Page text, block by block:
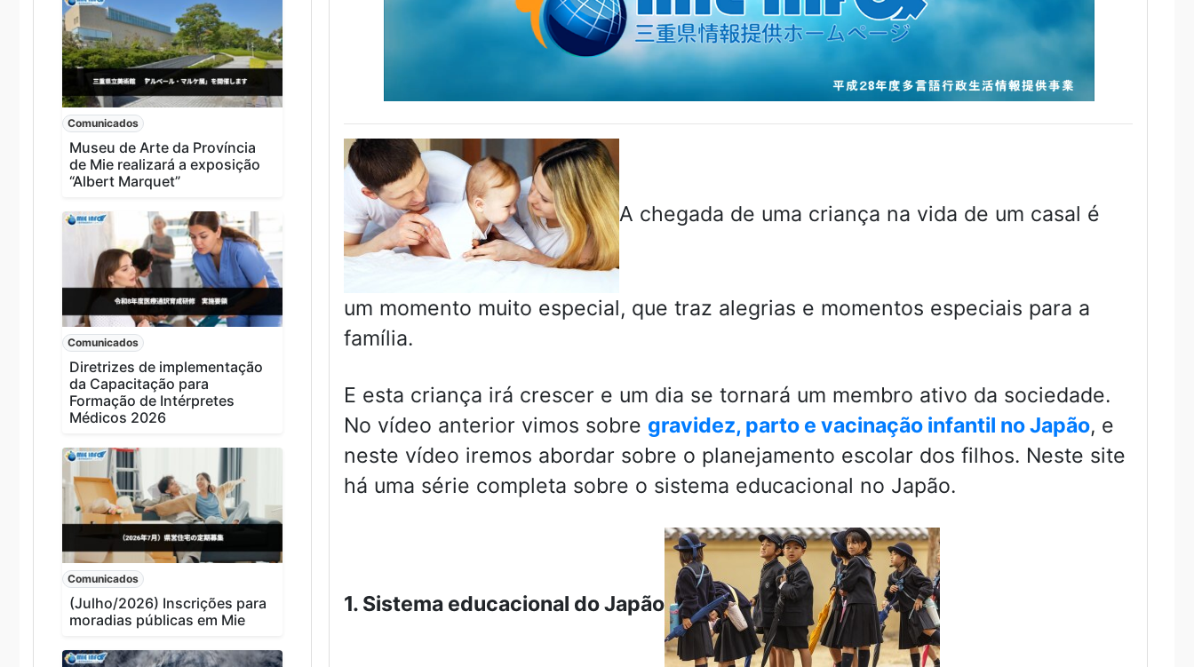
Comunicados
Museu de Arte da Província
de Mie realizará a exposição
“Albert Marquet”
Comunicados
Diretrizes de implementação
da Capacitação para
Formação de Intérpretes
Médicos 2026
Comunicados
(Julho/2026) Inscrições para
moradias públicas em Mie
A chegada de uma criança na vida de um casal é
um momento muito especial, que traz alegrias e momentos especiais para a
família.
E esta criança irá crescer e um dia se tornará um membro ativo da sociedade.
No vídeo anterior vimos sobre gravidez, parto e vacinação infantil no Japão, e
neste vídeo iremos abordar sobre o planejamento escolar dos filhos. Neste site
há uma série completa sobre o sistema educacional no Japão.
1. Sistema educacional do Japão